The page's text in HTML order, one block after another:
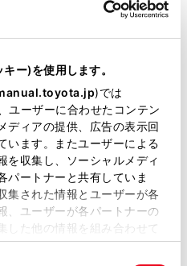
ー)を使用します。
)では
ユーザーに合わせたコンテン
ディアの提供、広告の表示回
います。またユーザーによる
を収集し、ソーシャルメディ
パートナーと共有していま
集された情報とユーザーが各
、ユーザーが各パートナーの
した他の情報を組み合わせて
ェブサイトの使用を続行する